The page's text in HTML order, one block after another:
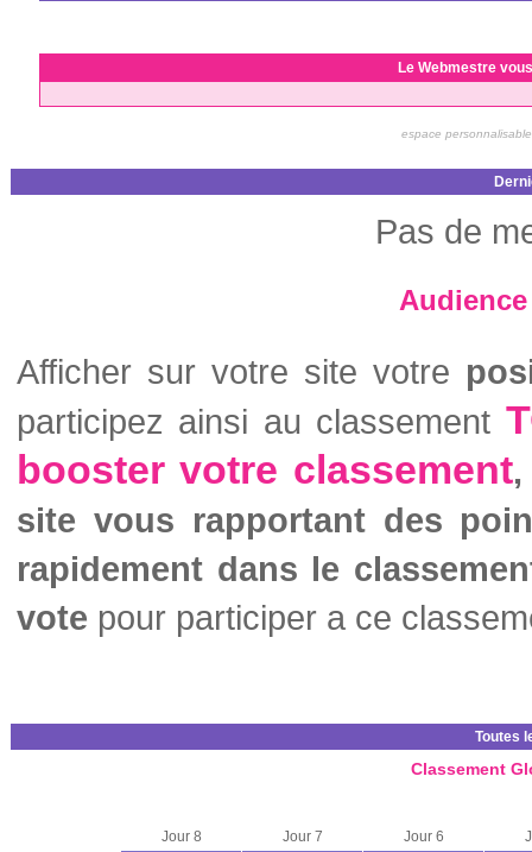
Le Webmestre
espace
Pas de
Afficher sur votre site votre
participez ainsi au classement
booster votre classement,
site vous rapportant des
rapidement dans le
vote pour participer a ce
Toutes
Classement
Jour 8 Jour 7 Jour 6